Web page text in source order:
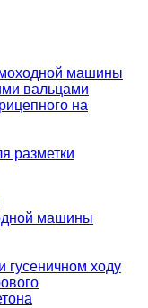
машины
вальцами
на
разметки
машины
гусеничном ходу